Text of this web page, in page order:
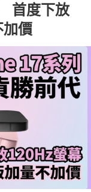
首度下放
價